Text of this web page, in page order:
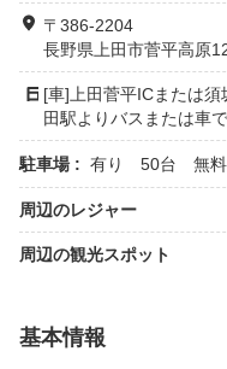
〒386-2204
長野県上田市菅平高原
[車]上田菅平ICまたは
田駅よりバスまたは車
駐車場 : 有り 50台 無料
周辺のレジャー
周辺の観光スポット
基本情報